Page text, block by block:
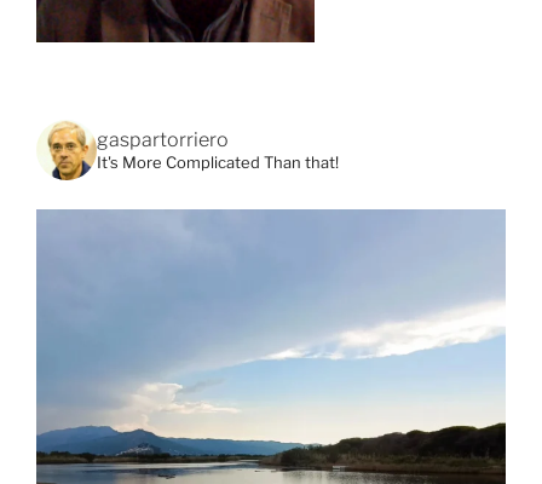
gaspartorriero
It's More Complicated Than that!